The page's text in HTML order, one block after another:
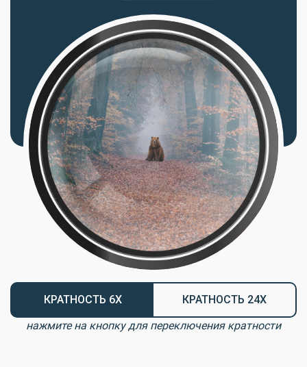
КРАТНОСТЬ 6X
КРАТНОСТЬ 24X
нажмите на кнопку для переключения кратности